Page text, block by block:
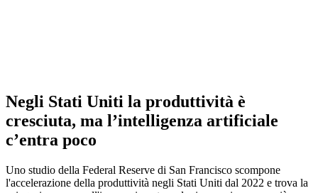
Negli Stati Uniti la produttività è
cresciuta, ma l’intelligenza artificiale
c’entra poco
Uno studio della Federal Reserve di San Francisco scompone
l'accelerazione della produttività negli Stati Uniti dal 2022 e trova la